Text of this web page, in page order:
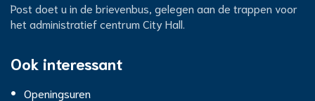
City
Hall
Post doet u in de brievenbus, gelegen aan de trappen voor
het administratief centrum City Hall.
Ook interessant
Openingsuren